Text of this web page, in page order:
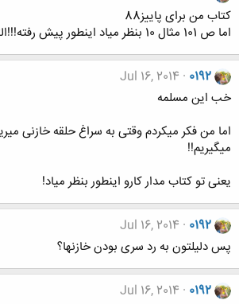
کتاب من برای پاییز88
اما ص 101 مثال 10 بنظر میاد اینطور پیش رفته!!!الته اگر اشتباه نکنم
0192
Jul 16, 2014
خب این مسلمه
اما من فکر میکردم وقتی به سراغ حلقه خازنی
میگیریم!!
یعنی تو کتاب مدار کارو اینطور بنظر میاد!
0192
Jul 16, 2014
پس دلیلتون به رد سری بودن خازنها؟
0192
Jul 16, 2014